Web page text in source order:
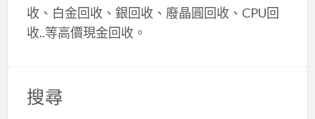
收、白金回收、銀回收、廢晶圓回收、CPU回
收..等高價現金回收。
搜尋